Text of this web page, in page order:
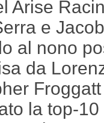
Arise
e
al nono
da
la top-